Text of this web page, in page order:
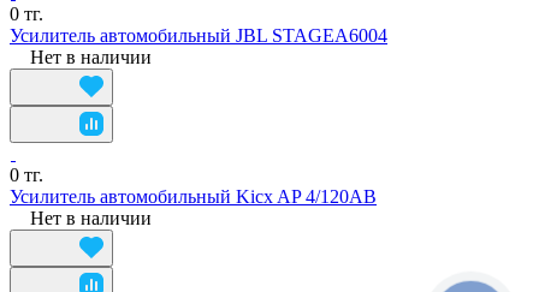
0 тг.
Усилитель автомобильный JBL STAGEA6004
Нет в наличии
0 тг.
Усилитель автомобильный Kicx AP 4/120AB
Нет в наличии